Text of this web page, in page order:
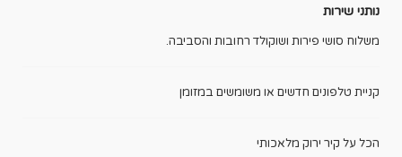
נותני שירות
משלוח סושי פירות ושוקולד רחובות והסביבה.
קניית טלפונים חדשים או משומשים במזומן
הכל על קיר ירוק מלאכותי